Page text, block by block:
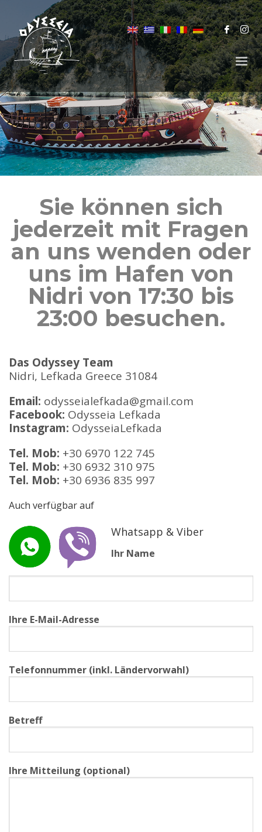
Sie können sich
jederzeit mit Fragen
an uns wenden oder
uns im Hafen von
Nidri von 17:30 bis
23:00 besuchen.
Das Odyssey Team
Nidri, Lefkada Greece 31084
Email: odysseialefkada@gmail.com
Facebook: Odysseia Lefkada
Instagram: OdysseiaLefkada
Tel. Mob: +30 6970 122 745
Tel. Mob: +30 6932 310 975
Tel. Mob: +30 6936 835 997
Auch verfügbar auf
Whatsapp & Viber
Ihr Name
Ihre E-Mail-Adresse
Telefonnummer (inkl. Ländervorwahl)
Betreff
Ihre Mitteilung (optional)